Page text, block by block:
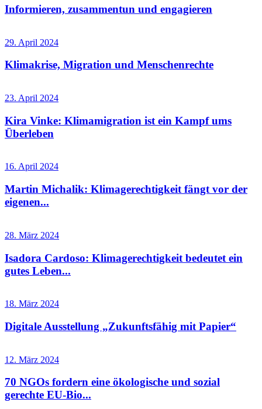
Informieren, zusammentun und engagieren
29. April 2024
Klimakrise, Migration und Menschenrechte
23. April 2024
Kira Vinke: Klimamigration ist ein Kampf ums
Überleben
16. April 2024
Martin Michalik: Klimagerechtigkeit fängt vor der
eigenen...
28. März 2024
Isadora Cardoso: Klimagerechtigkeit bedeutet ein
gutes Leben...
18. März 2024
Digitale Ausstellung „Zukunftsfähig mit Papier“
12. März 2024
70 NGOs fordern eine ökologische und sozial
gerechte EU-Bio...